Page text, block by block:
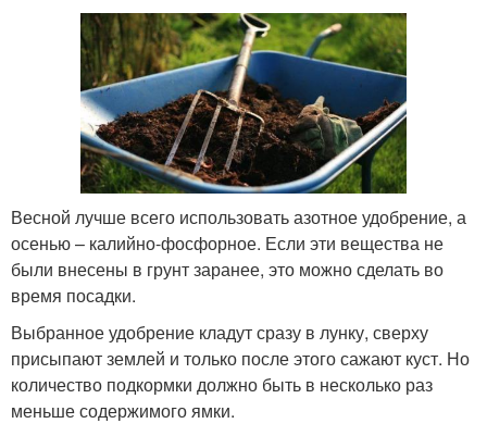
Весной лучше всего использовать азотное удобрение, а
осенью – калийно-фосфорное. Если эти вещества не
были внесены в грунт заранее, это можно сделать во
время посадки.
Выбранное удобрение кладут сразу в лунку, сверху
присыпают землей и только после этого сажают куст. Но
количество подкормки должно быть в несколько раз
меньше содержимого ямки.